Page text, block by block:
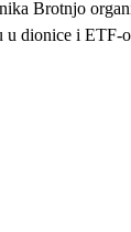
Brotnjo
u dionice i ETF-